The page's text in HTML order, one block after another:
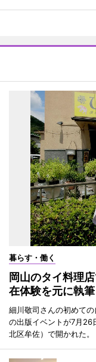
暮らす・働く
岡山のタイ料理
在体験を元に執筆
細川敬司さんの初めて
の出版イベントが7月26
北区牟佐）で開かれた。